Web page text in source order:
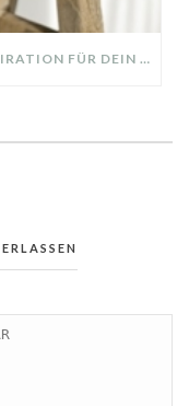
SCHLAFZIMMER MAKEOVER – INSPIRATION FÜR DEIN SCHLAFZIMMER: AUS ALT MACH NEU – HELL, GEMÜTLICH UND EINLADEND